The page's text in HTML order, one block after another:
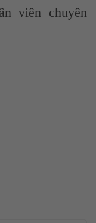
viên chuyên